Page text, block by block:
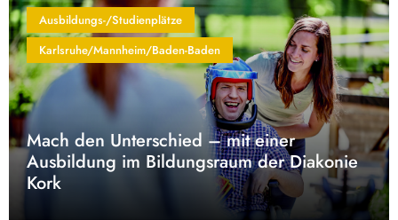
Ausbildungs-/Studienplätze
Karlsruhe/Mannheim/Baden-Baden
Mach den Unterschied – mit einer
Ausbildung im Bildungsraum der Diakonie
Kork